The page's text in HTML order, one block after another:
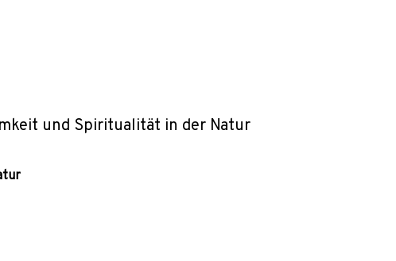
und Spiritualität in der Natur